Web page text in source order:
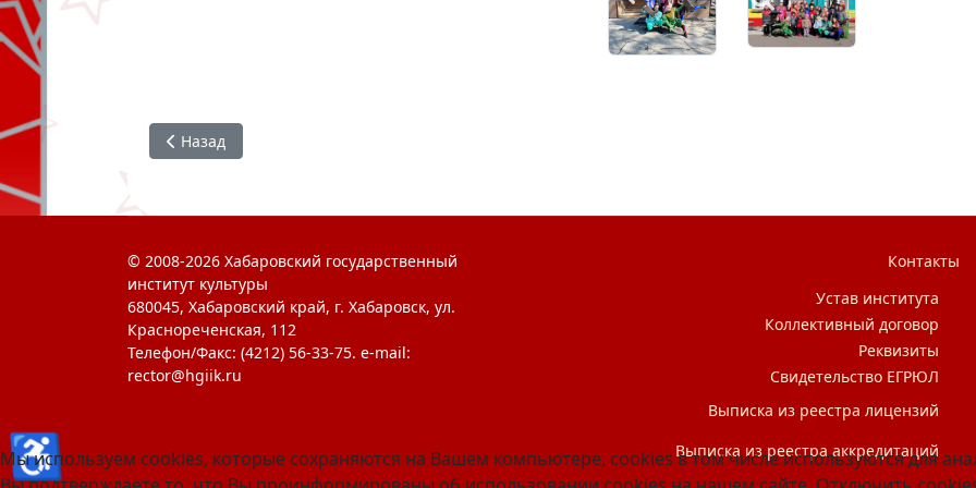
Предыдущий: «Крым – Россия! Вместе навсегда!»
Назад
© 2008-2026 Хабаровский государственный
институт культуры
680045, Хабаровский край, г. Хабаровск, ул.
Краснореченская, 112
Телефон/Факс: (4212) 56-33-75. e-mail:
rector@hgiik.ru
Контакты
Устав института
Коллективный договор
Реквизиты
Свидетельство ЕГРЮЛ
Выписка из реестра лицензий
Выписка из реестра аккредитаций
Мы используем cookies, которые сохраняются на Вашем компьютере, cookies в том числе используются для